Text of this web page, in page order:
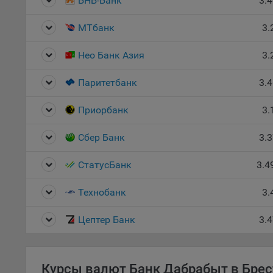
их
5.3.
5.4.
9.1.
МТбанк
Нео Банк Азия
Паритетбанк
Приорбанк 3.1
Сбер Банк
СтатусБанк
Технобанк
Цептер Банк
Курсы валют Банк Дабрабыт в